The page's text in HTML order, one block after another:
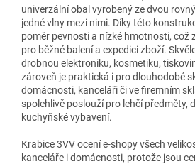
univerzální obal vyrobený ze dvou
jedné vlny mezi nimi. Díky této
poměr pevnosti a nízké hmotnosti, což
pro běžné balení a expedici zboží.
drobnou elektroniku, kosmetiku,
zároveň je praktická i pro dlouhodobé
domácnosti, kanceláři či ve firemním
spolehlivě poslouží pro lehčí předměty,
kuchyňské vybavení.
Krabice 3VV ocení e‑shopy všech
kanceláře i domácnosti, protože jsou